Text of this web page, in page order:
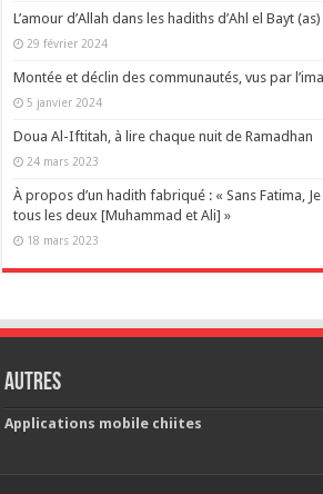
L’amour d’Allah dans les hadiths d’Ahl el Bayt (as)
29 février 2024
Montée et déclin des communautés, vus par
5 janvier 2024
Doua Al-Iftitah, à lire chaque nuit de Ramadhan
24 mars 2023
À propos d’un hadith fabriqué : « Sans Fatima,
tous les deux [Muhammad et Ali] »
18 mars 2023
Autres
Applications mobile chiites